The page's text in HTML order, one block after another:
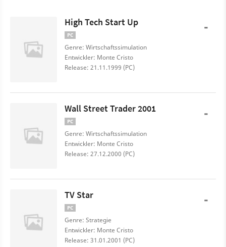
High Tech Start Up
PC
Genre: Wirtschaftssimulation
Entwickler: Monte Cristo
Release: 21.11.1999 (PC)
-
Wall Street Trader 2001
PC
Genre: Wirtschaftssimulation
Entwickler: Monte Cristo
Release: 27.12.2000 (PC)
-
TV Star
PC
Genre: Strategie
Entwickler: Monte Cristo
Release: 31.01.2001 (PC)
-